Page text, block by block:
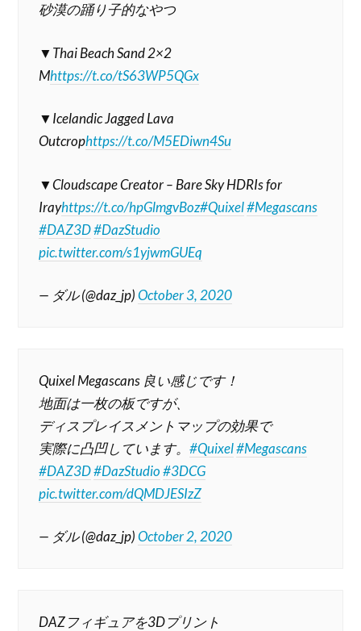
砂漠の踊り子的なやつ
▼Thai Beach Sand 2×2
Mhttps://t.co/tS63WP5QGx
▼Icelandic Jagged Lava
Outcrophttps://t.co/M5EDiwn4Su
▼Cloudscape Creator – Bare Sky HDRIs for
Irayhttps://t.co/hpGlmgvBoz#Quixel#Megascans
#DAZ3D#DazStudio
pic.twitter.com/s1yjwmGUEq
— ダル (@daz_jp)October 3, 2020
Quixel Megascans 良い感じです！
地面は一枚の板ですが、
ディスプレイスメントマップの効果で
実際に凸凹しています。#Quixel#Megascans
#DAZ3D#DazStudio #3DCG
pic.twitter.com/dQMDJESIzZ
— ダル (@daz_jp)October 2, 2020
DAZフィギュアを3Dプリント